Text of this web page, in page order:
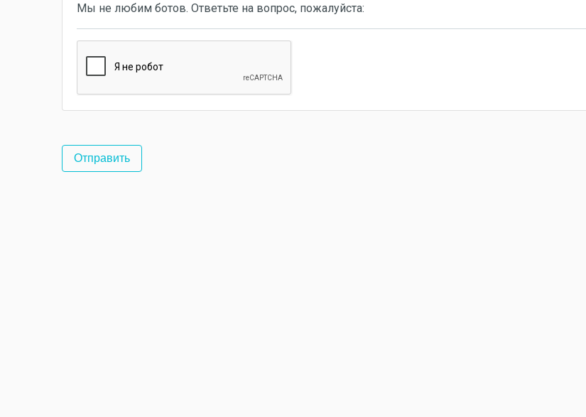
Мы не любим ботов. Ответьте на вопрос, пожалуйста: